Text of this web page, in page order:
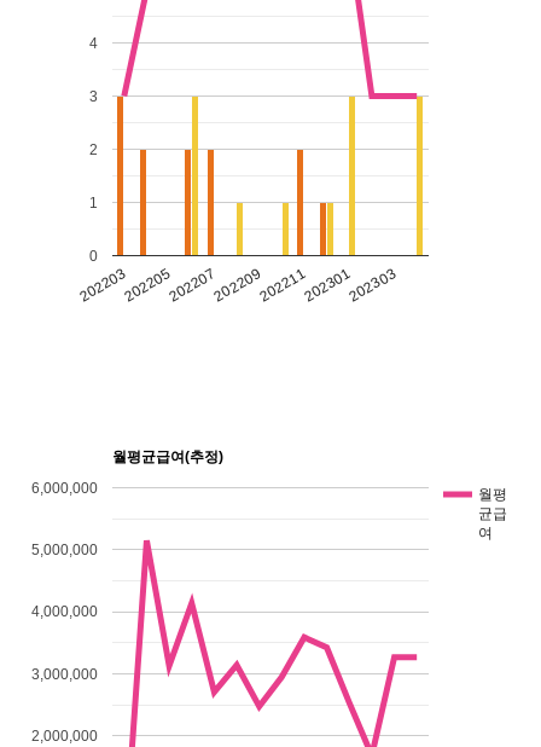
202203202205202207202209202211202301202303
0
1
2
3
4
월평균급여(추정)
월평
균급
여
2,000,000
3,000,000
4,000,000
5,000,000
6,000,000